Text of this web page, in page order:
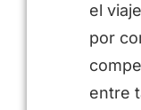
el
por
entre